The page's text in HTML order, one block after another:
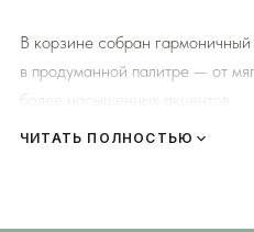
В корзине собран
в продуманной палитре — от
более насыщенных акцентов.
дополненных эустомой,
ЧИТАТЬ ПОЛНОСТЬЮ